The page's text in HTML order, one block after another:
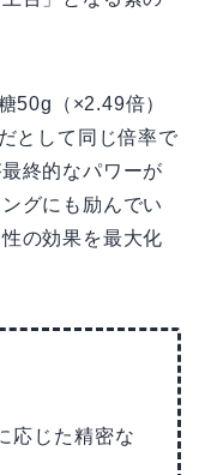
50g（×2.49倍）
として同じ倍率で
終的なパワーが
グにも励んでい
の効果を最大化
応じた精密な